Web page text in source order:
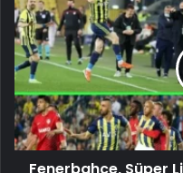
Fenerbahçe, Süper